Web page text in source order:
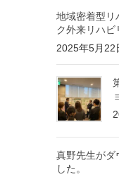
地域密着型リ
ク外来リハビ
2025年5月22
真野先生がダ
した。